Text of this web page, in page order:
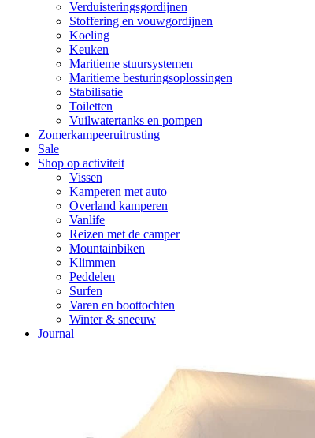
Verduisteringsgordijnen
Stoffering en vouwgordijnen
Koeling
Keuken
Maritieme stuursystemen
Maritieme besturingsoplossingen
Stabilisatie
Toiletten
Vuilwatertanks en pompen
Zomerkampeeruitrusting
Sale
Shop op activiteit
Vissen
Kamperen met auto
Overland kamperen
Vanlife
Reizen met de camper
Mountainbiken
Klimmen
Peddelen
Surfen
Varen en boottochten
Winter & sneeuw
Journal